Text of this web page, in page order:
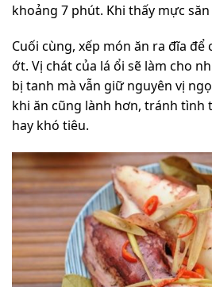
khoảng 7 phút. Khi thấy mực
Cuối cùng, xếp món ăn ra đĩa
ớt. Vị chát của lá ổi sẽ làm cho
bị tanh mà vẫn giữ nguyên vị
khi ăn cũng lành hơn, tránh tình
hay khó tiêu.